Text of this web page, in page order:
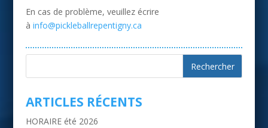
En cas de problème, veuillez écrire
à info@pickleballrepentigny.ca
ARTICLES RÉCENTS
HORAIRE été 2026